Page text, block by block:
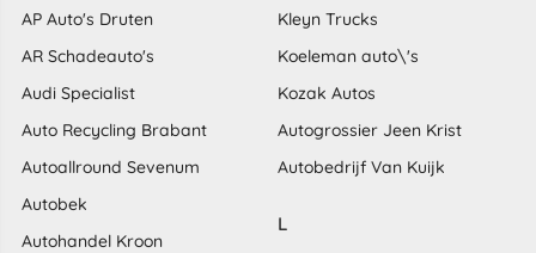
AP Auto's Druten
AR Schadeauto's
Audi Specialist
Auto Recycling Brabant
Autoallround Sevenum
Autobek
Autohandel Kroon
Kleyn Trucks
Koeleman auto\'s
Kozak Autos
Autogrossier Jeen Krist
Autobedrijf Van Kuijk
L